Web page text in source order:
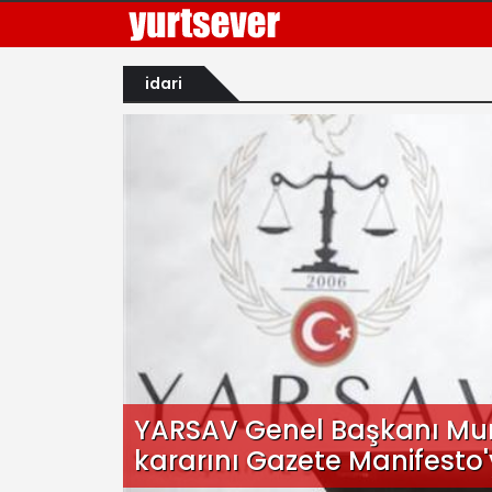
idari
YARSAV Genel Başkanı
kararını Gazete